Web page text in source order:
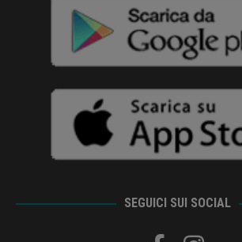
SEGUICI SUI SOCIAL